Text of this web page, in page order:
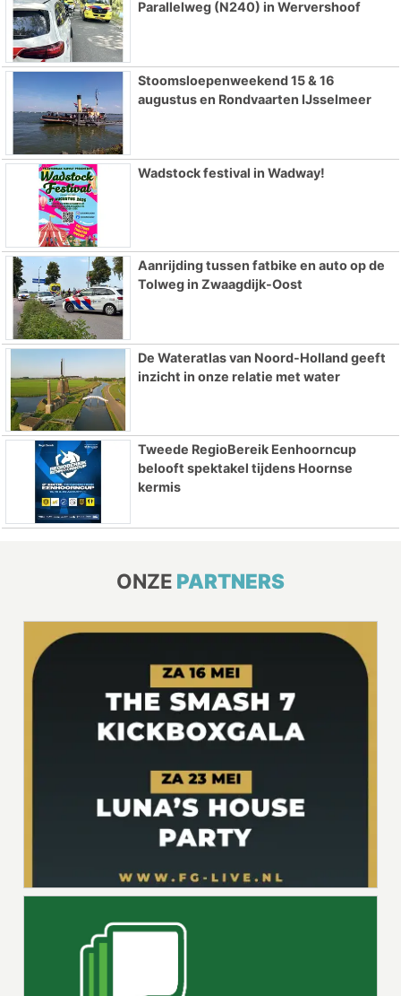
Parallelweg (N240) in Wervershoof
Stoomsloepenweekend 15 & 16
augustus en Rondvaarten IJsselmeer
Wadstock festival in Wadway!
Aanrijding tussen fatbike en auto op de
Tolweg in Zwaagdijk-Oost
De Wateratlas van Noord-Holland geeft
inzicht in onze relatie met water
Tweede RegioBereik Eenhoorncup
belooft spektakel tijdens Hoornse
kermis
ONZE PARTNERS